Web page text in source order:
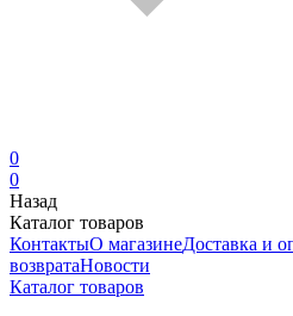
0
0
Назад
Каталог товаров
КонтактыО магазинеДоставка и
возвратаНовости
Каталог товаров